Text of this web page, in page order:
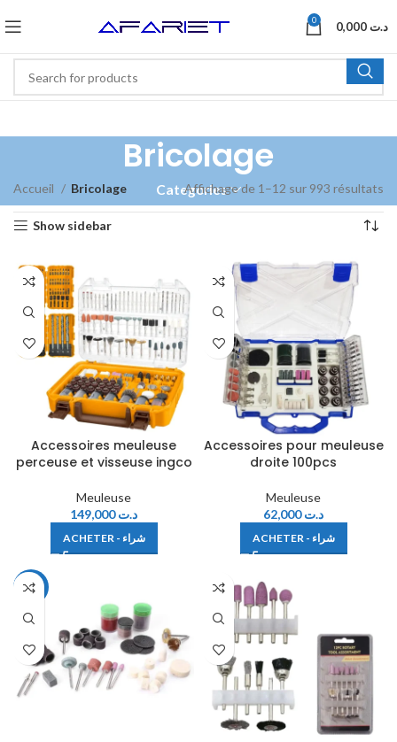
0 د.ت
Bricolage
Categories
Accueil Bricolage Affichage de 1–12 sur 993 résultats
Show sidebar
Accessoires meuleuse
perceuse et visseuse ingco
Meuleuse
د.ت149,000
ACHETER - شراء
Accessoires pour meuleuse
droite 100pcs
Meuleuse
د.ت62,000
ACHETER - شراء
-14%